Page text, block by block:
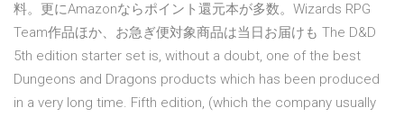
料。更にAmazonならポイント還元本が多数。Wizards RPG
Team作品ほか、お急ぎ便対象商品は当日お届けも The D&D
5th edition starter set is, without a doubt, one of the best
Dungeons and Dragons products which has been produced
in a very long time. Fifth edition, (which the company usually